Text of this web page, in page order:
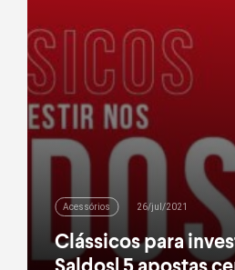
leia mais
Acessórios 26/jul/2021
Clássicos para
Saldos| 5 apostas